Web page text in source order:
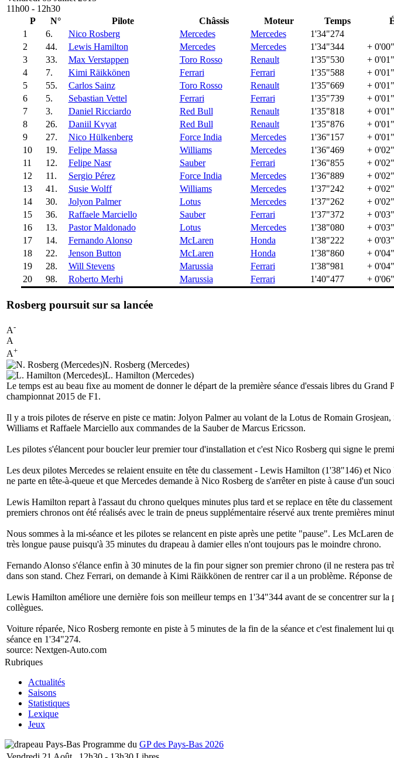
11h00 - 12h30
P
N° Pilote Châssis Moteur Temps
1
6. Nico Rosberg Mercedes Mercedes 1'34"274
2
44. Lewis Hamilton Mercedes Mercedes 1'34"344 +
3
33. Max Verstappen Toro Rosso Renault 1'35"530 +
4
7. Kimi Räikkönen Ferrari Ferrari 1'35"588 +
5
55. Carlos Sainz Toro Rosso Renault 1'35"669 +
6
5. Sebastian Vettel Ferrari Ferrari 1'35"739 +
7
3. Daniel Ricciardo Red Bull Renault 1'35"818 +
8
26. Daniil Kvyat Red Bull Renault 1'35"876 +
9
27. Nico Hülkenberg Force India Mercedes 1'36"157 +
10
19. Felipe Massa Williams Mercedes 1'36"469 +
11
12. Felipe Nasr Sauber Ferrari 1'36"855 +
12
11. Sergio Pérez Force India Mercedes 1'36"889 +
13
41. Susie Wolff Williams Mercedes 1'37"242 +
14
30. Jolyon Palmer Lotus Mercedes 1'37"262 +
15
36. Raffaele Marciello Sauber Ferrari 1'37"372 +
16
13. Pastor Maldonado Lotus Mercedes 1'38"080 +
17
14. Fernando Alonso McLaren Honda 1'38"222 +
18
22. Jenson Button McLaren Honda 1'38"860 +
19
28. Will Stevens Marussia Ferrari 1'38"981 +
20
98. Roberto Merhi Marussia Ferrari 1'40"477 +
Rosberg poursuit sur sa lancée
A-
A
A+
N. Rosberg (Mercedes)
L. Hamilton (Mercedes)
Le temps est au beau fixe au moment de donner le départ de la première séance d'essais libres du
championnat 2015 de F1.
Il y a trois pilotes de réserve en piste ce matin: Jolyon Palmer au volant de la Lotus de Romain
Williams et Raffaele Marciello aux commandes de la Sauber de Marcus Ericsson.
Les pilotes s'élancent pour boucler leur premier tour d'installation et c'est Nico Rosberg qui signe le
Les deux pilotes Mercedes se relaient ensuite en tête du classement - Lewis Hamilton (1'38"146) et
ne parte en tête-à-queue et que Mercedes demande à Nico Rosberg de s'arrêter en piste à cause d'un
Lewis Hamilton repart à l'assaut du chrono quelques minutes plus tard et se replace en tête du
premiers chronos ont été réalisés avec le train de pneus supplémentaire réservé aux trente premières
Nous sommes à la mi-séance et les pilotes se relancent en piste après une petite "pause". Les McLaren
très longue pause puisqu'à 35 minutes du drapeau à damier elles n'ont toujours pas le moindre chrono.
Fernando Alonso s'élance enfin à 30 minutes de la fin pour signer son premier chrono (il ne restera pas
dans son stand. Chez Ferrari, on demande à Kimi Räikkönen de rentrer car il a un problème. Réponse
Lewis Hamilton améliore une dernière fois son meilleur temps en 1'34"344 avant de se concentrer sur la
collègues.
Voiture réparée, Nico Rosberg remonte en piste à 5 minutes de la fin de la séance et c'est finalement lui
séance en 1'34"274.
source: Nextgen-Auto.com
Rubriques
Actualités
Saisons
Statistiques
Lexique
Jeux
Programme du GP des Pays-Bas 2026